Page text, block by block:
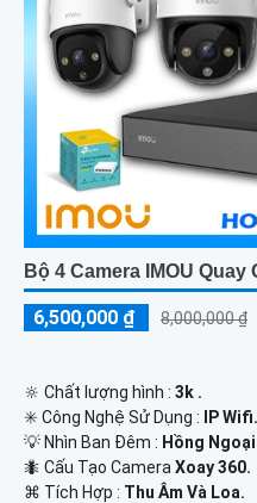
Bộ 4 Camera IMOU Quay
6,500,000 ₫ 8,000,000 ₫
🔆 Chất lượng hình : 3k .
✳️ Công Nghệ Sử Dụng :
IP Wifi.
💡 Nhìn Ban Đêm : Hồng
🐜 Cấu Tạo Camera Xoay 360.
️⌘ Tích Hợp : Thu Âm Và Loa.